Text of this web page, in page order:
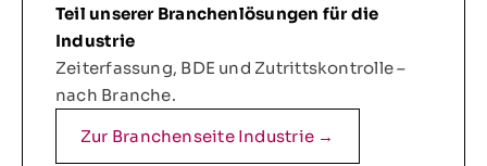
Teil unserer Branchenlösungen für die
Industrie
Zeiterfassung, BDE und Zutrittskontrolle –
nach Branche.
Zur Branchenseite Industrie →